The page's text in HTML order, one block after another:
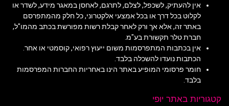
אין להעתיק, לשכפל, לצלם, לתרגם, לאחסן במאגר מידע, לשדר או
לקלוט בכל דרך או בכל אמצעי אלקטרוני, כל חלק מהמתפרסם
באתר זה, אלא אך ורק לאחר קבלת רשות מפורשת בכתב מהמו"ל,
חברת טלר תקשורת בע"מ.
אין בכתבות המתפרסמות משום ייעוץ רפואי, קוסמטי או אחר.
הכתבות נועדו להשכלה בלבד.
חומר פרסומי המופיע באתר הינו באחריות החברות המפרסמות
בלבד.
קטגוריות באתר יופי